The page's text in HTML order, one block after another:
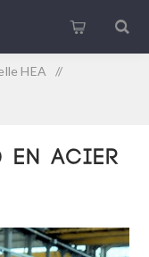
HEA /
en acier